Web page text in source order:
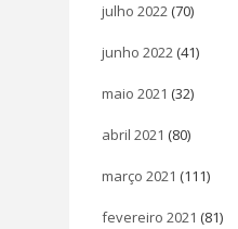
julho 2022 (70)
junho 2022 (41)
maio 2021 (32)
abril 2021 (80)
março 2021 (111)
fevereiro 2021 (81)